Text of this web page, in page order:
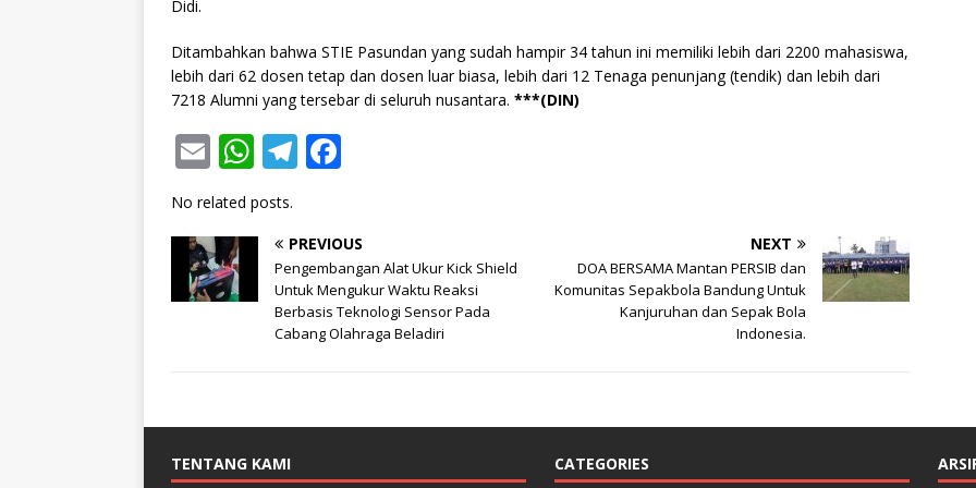
Didi.
Ditambahkan bahwa STIE Pasundan yang sudah hampir 34 tahun ini memiliki lebih dari 2200 mahasiswa,
lebih dari 62 dosen tetap dan dosen luar biasa, lebih dari 12 Tenaga penunjang (tendik) dan lebih dari
7218 Alumni yang tersebar di seluruh nusantara. ***(DIN)
E
m
ai
l
W
h
at
A
p
T
el
g
ra
m
e
b
o
No related posts.
PREVIOUS
Pengembangan Alat Ukur Kick Shield
Untuk Mengukur Waktu Reaksi
Berbasis Teknologi Sensor Pada
Cabang Olahraga Beladiri
NEXT
DOA BERSAMA Mantan PERSIB dan
Komunitas Sepakbola Bandung Untuk
Kanjuruhan dan Sepak Bola
Indonesia.
TENTANG KAMI CATEGORIES